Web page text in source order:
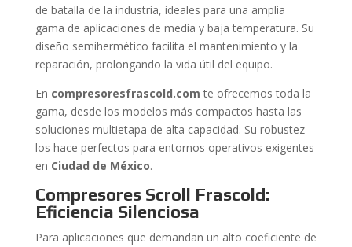
de batalla de la industria, ideales para una amplia
gama de aplicaciones de media y baja temperatura. Su
diseño semihermético facilita el mantenimiento y la
reparación, prolongando la vida útil del equipo.
En compresoresfrascold.com te ofrecemos toda la
gama, desde los modelos más compactos hasta las
soluciones multietapa de alta capacidad. Su robustez
los hace perfectos para entornos operativos exigentes
en Ciudad de México.
Compresores Scroll Frascold:
Eficiencia Silenciosa
Para aplicaciones que demandan un alto coeficiente de